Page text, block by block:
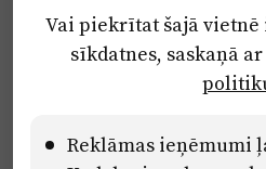
Privātuma politika
Ētikas kodekss
Pārredzamības paziņojumi
Vai piekrītat šajā
sīkdatnes, saskaņā
Reklāmas ieņēmumi